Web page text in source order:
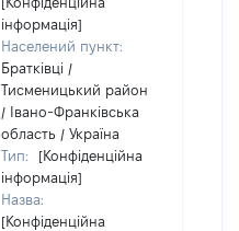
інформація]
Населений пункт:
Братківці /
Тисменицький район
/ Івано-Франківська
область / Україна
Тип:
[Конфіденційна
інформація]
Назва:
[Конфіденційна